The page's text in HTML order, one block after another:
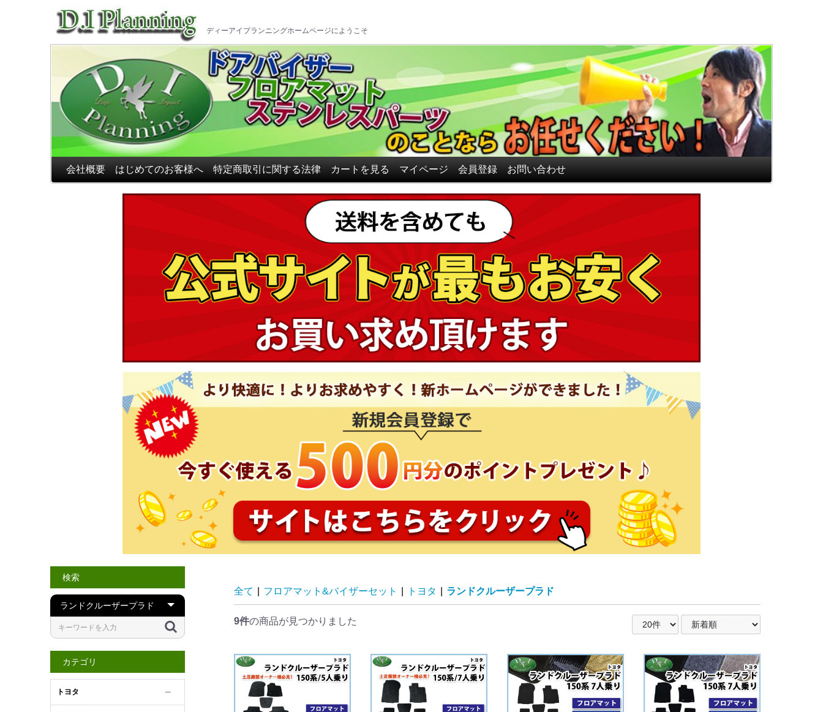
ディーアイプランニングホームページにようこそ
会社概要 はじめてのお客様へ 特定商取引に関する法律 カートを見る マイページ 会員登録 お問い合わせ
検索
カテゴリ
トヨタ ─
全て フロアマット&バイザーセット トヨタ ランドクルーザープラド
9件の商品が見つかりました